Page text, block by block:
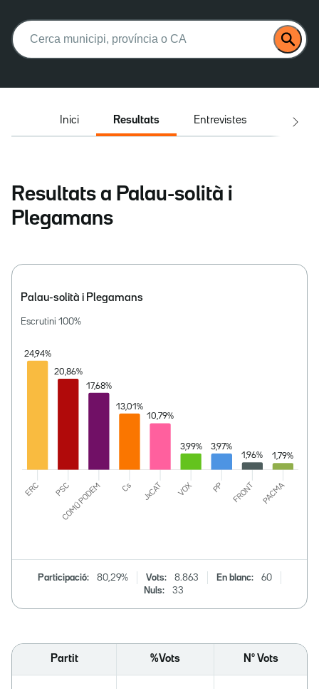
Buscar:
Inici Resultats Entrevistes El
Resultats a Palau-solità i
Plegamans
Palau-solità i Plegamans
Escrutini 100%
Participació: 80,29% Vots: 8.863 En blanc:
60
Nuls:
33
Partit %Vots Nº Vots